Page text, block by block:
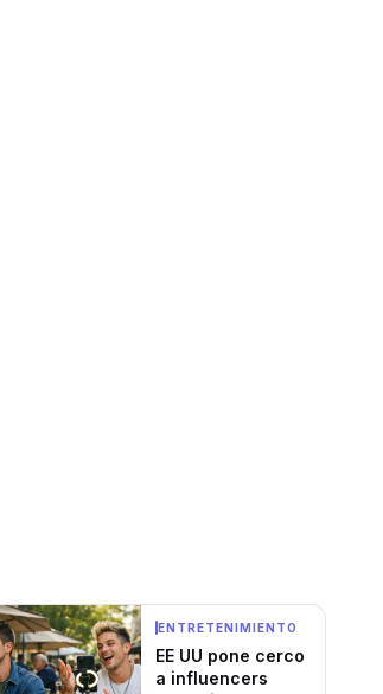
ENTRETENIMIENTO
EE UU pone cerco
a influencers